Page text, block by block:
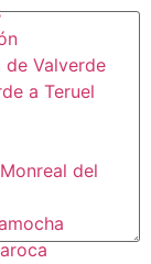
de Valverde
a Teruel
del